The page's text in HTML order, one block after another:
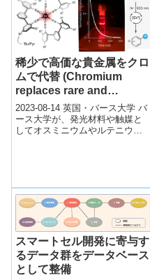
稀少で高価な貴金属をクロ
ムで代替 (Chromium
replaces rare and
expensive noble metals)
2023-08-14 英国・バース大学 バ
ース大学が、発光材料や触媒と
してオスミニウムやルテニウム
スマートセル開発に寄与す
るデータ群をデータベース
として整備